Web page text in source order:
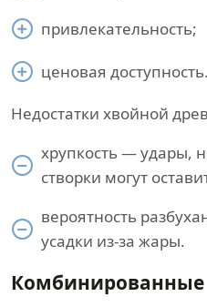
привлекательность;
ценовая доступность.
Недостатки хвойной
хрупкость — удары,
створки могут
вероятность
усадки из-за жары.
Комбинированные